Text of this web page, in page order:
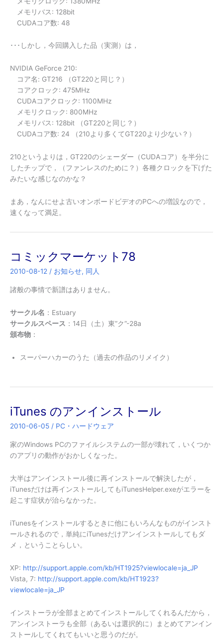
メモリバス: 128bit
CUDAコア数: 48
･･･しかし，今回購入した品（実測）は，
NVIDIA GeForce 210:
コア名: GT216 （GT220と同じ？）
コアクロック: 475MHz
CUDAコアクロック: 1100MHz
メモリクロック: 800MHz
メモリバス: 128bit （GT220と同じ？）
CUDAコア数: 24 （210より多くてGT220より少ない？）
210というよりは，GT220のシェーダー（CUDAコア）を半分に
したチップで，（ファンレスのために？）各種クロックを下げた
みたいな感じなのかな？
まあ，なんにせよ古いオンボードビデオのPCへの増設なので，
速くなって満足。
コミックマーケット78
2010-08-12 / お知らせ, 同人
諸般の事情で新譜はありません。
サークル名 ：Estuary
サークルスペース ：14日（土）東”ク”-28a
頒布物 ：
スーパーハカーのうた（過去の作品のリメイク）
iTunes のアンインストール
2010-06-05 / PC・ハードウェア
家のWindows PCのファイルシステムの一部が壊れて，いくつか
のアプリの動作がおかしくなった。
大半はアンインストール後に再インストールで解決したが，
iTunesだけは再インストールしてもiTunesHelper.exeがエラーを
起こす症状が治らなかった。
iTunesをインストールするときに他にもいろんなものがインスト
ールされるので，単純にiTunesだけアンインストールしてもダ
メ，ということらしい。
XP: http://support.apple.com/kb/HT1925?viewlocale=ja_JP
Vista, 7: http://support.apple.com/kb/HT1923?
viewlocale=ja_JP
インストーラが全部まとめてインストールしてくれるんだから，
アンインストーラも全部（あるいは選択的に）まとめてアンイン
ストールしてくれてもいいと思うのだが。